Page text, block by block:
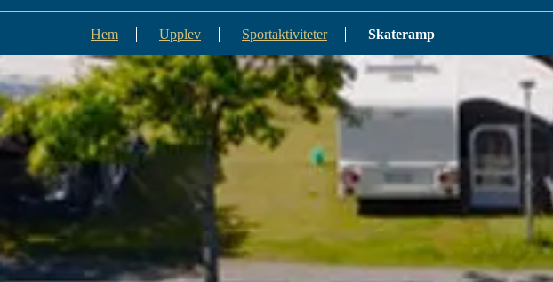
Hem Upplev Sportaktiviteter Skateramp